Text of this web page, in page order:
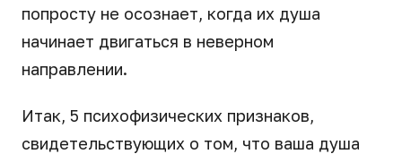
попросту не осознает, когда их душа
начинает двигаться в неверном
направлении.
Итак, 5 психофизических признаков,
свидетельствующих о том, что ваша душа